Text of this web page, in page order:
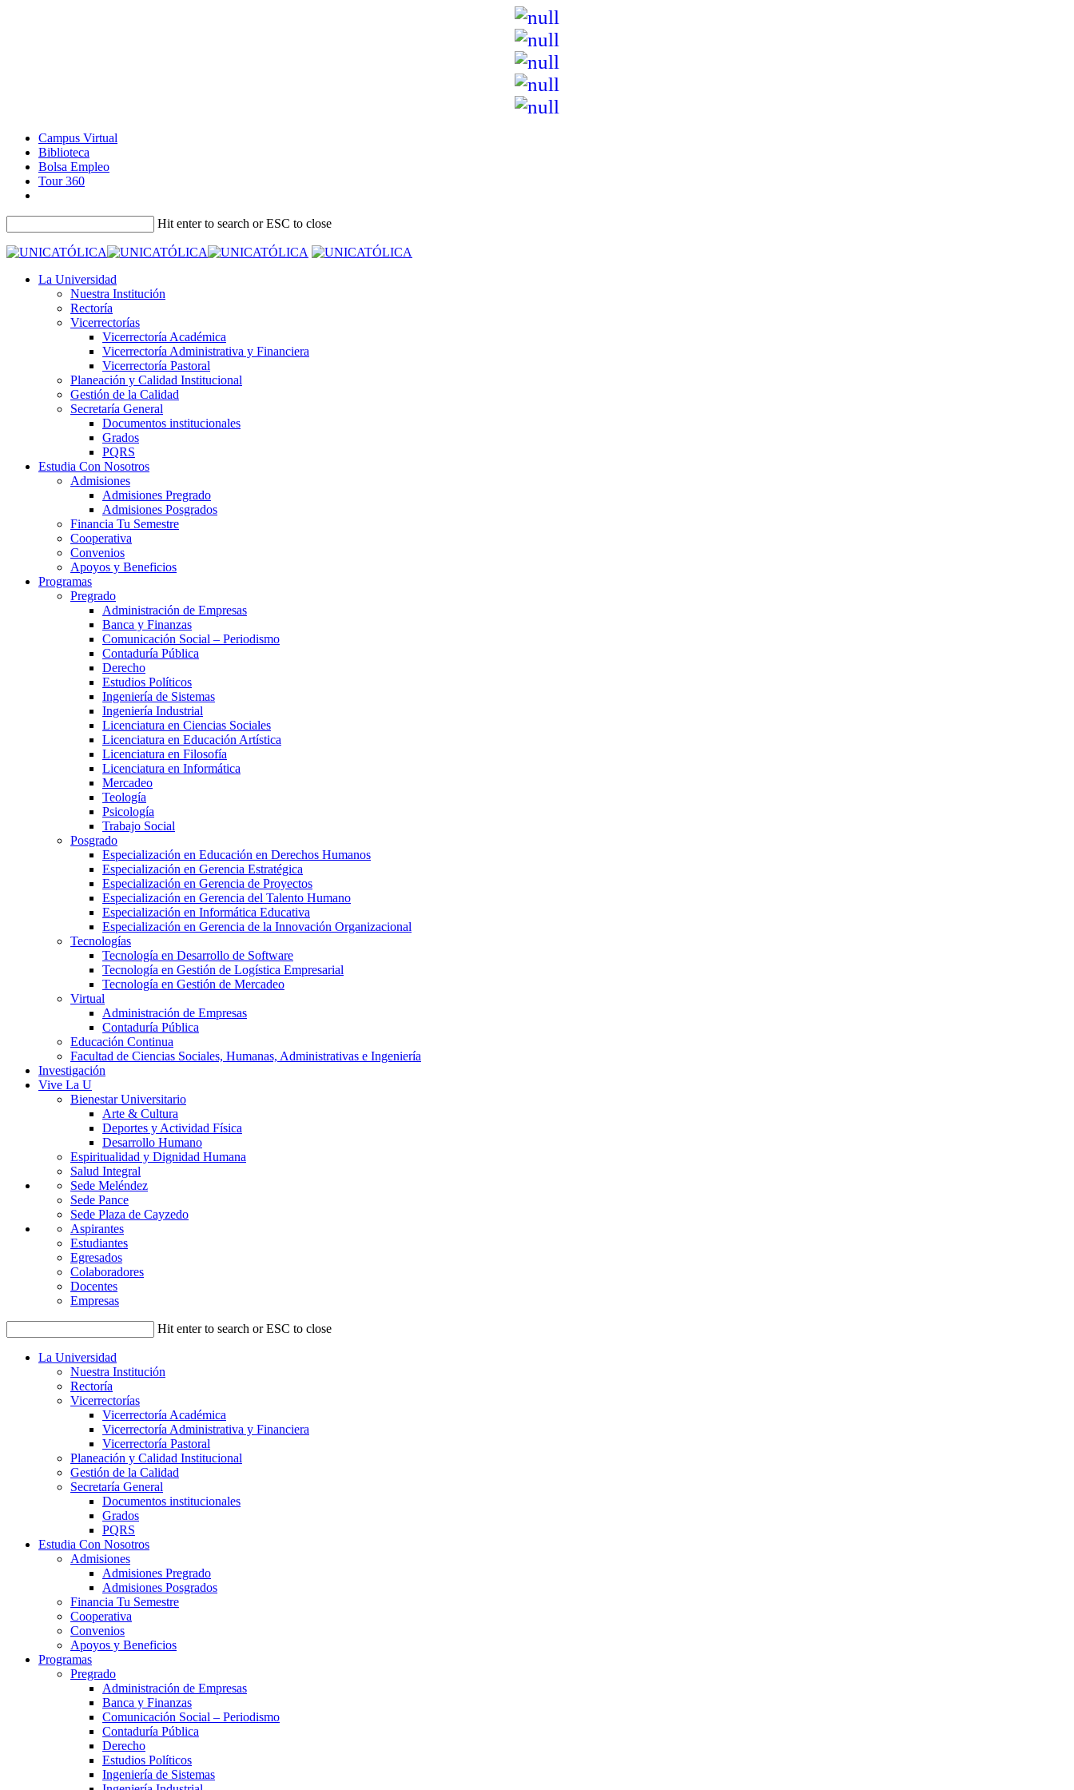
Campus Virtual
Biblioteca
Bolsa Empleo
Tour 360
Hit enter to search or ESC to close
La Universidad
Nuestra Institución
Rectoría
Vicerrectorías
Vicerrectoría Académica
Vicerrectoría Administrativa y Financiera
Vicerrectoría Pastoral
Planeación y Calidad Institucional
Gestión de la Calidad
Secretaría General
Documentos institucionales
Grados
PQRS
Estudia Con Nosotros
Admisiones
Admisiones Pregrado
Admisiones Posgrados
Financia Tu Semestre
Cooperativa
Convenios
Apoyos y Beneficios
Programas
Pregrado
Administración de Empresas
Banca y Finanzas
Comunicación Social – Periodismo
Contaduría Pública
Derecho
Estudios Políticos
Ingeniería de Sistemas
Ingeniería Industrial
Licenciatura en Ciencias Sociales
Licenciatura en Educación Artística
Licenciatura en Filosofía
Licenciatura en Informática
Mercadeo
Teología
Psicología
Trabajo Social
Posgrado
Especialización en Educación en Derechos Humanos
Especialización en Gerencia Estratégica
Especialización en Gerencia de Proyectos
Especialización en Gerencia del Talento Humano
Especialización en Informática Educativa
Especialización en Gerencia de la Innovación Organizacional
Tecnologías
Tecnología en Desarrollo de Software
Tecnología en Gestión de Logística Empresarial
Tecnología en Gestión de Mercadeo
Virtual
Administración de Empresas
Contaduría Pública
Educación Continua
Facultad de Ciencias Sociales, Humanas, Administrativas e Ingeniería
Investigación
Vive La U
Bienestar Universitario
Arte & Cultura
Deportes y Actividad Física
Desarrollo Humano
Espiritualidad y Dignidad Humana
Salud Integral
Sede Meléndez
Sede Pance
Sede Plaza de Cayzedo
Aspirantes
Estudiantes
Egresados
Colaboradores
Docentes
Empresas
Hit enter to search or ESC to close
La Universidad
Nuestra Institución
Rectoría
Vicerrectorías
Vicerrectoría Académica
Vicerrectoría Administrativa y Financiera
Vicerrectoría Pastoral
Planeación y Calidad Institucional
Gestión de la Calidad
Secretaría General
Documentos institucionales
Grados
PQRS
Estudia Con Nosotros
Admisiones
Admisiones Pregrado
Admisiones Posgrados
Financia Tu Semestre
Cooperativa
Convenios
Apoyos y Beneficios
Programas
Pregrado
Administración de Empresas
Banca y Finanzas
Comunicación Social – Periodismo
Contaduría Pública
Derecho
Estudios Políticos
Ingeniería de Sistemas